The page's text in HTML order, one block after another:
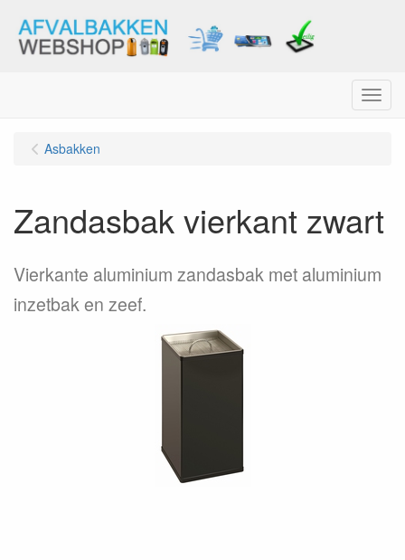
Menu
Asbakken
Zandasbak vierkant zwart
Vierkante aluminium zandasbak met aluminium
inzetbak en zeef.